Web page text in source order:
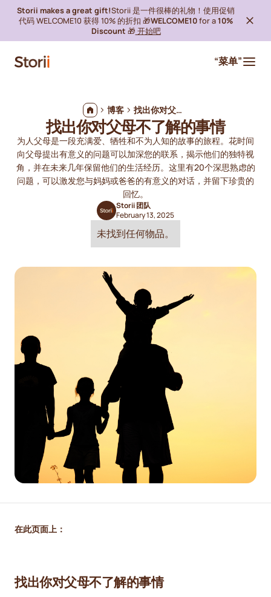
Storii makes a great gift!Storii 是一件很棒的礼物！使用促销
代码 WELCOME10 获得 10% 的折扣 🎁WELCOME10for a10%
Discount 🎁 开始吧
“菜单”
博客 找出你对父母不了解的事情
找出你对父母不了解的事情
为人父母是一段充满爱、牺牲和不为人知的故事的旅程。花时间
向父母提出有意义的问题可以加深您的联系，揭示他们的独特视
角，并在未来几年保留他们的生活经历。这里有20个深思熟虑的
问题，可以激发您与妈妈或爸爸的有意义的对话，并留下珍贵的
回忆。
Storii 团队
February 13, 2025
未找到任何物品。
在此页面上：
找出你对父母不了解的事情